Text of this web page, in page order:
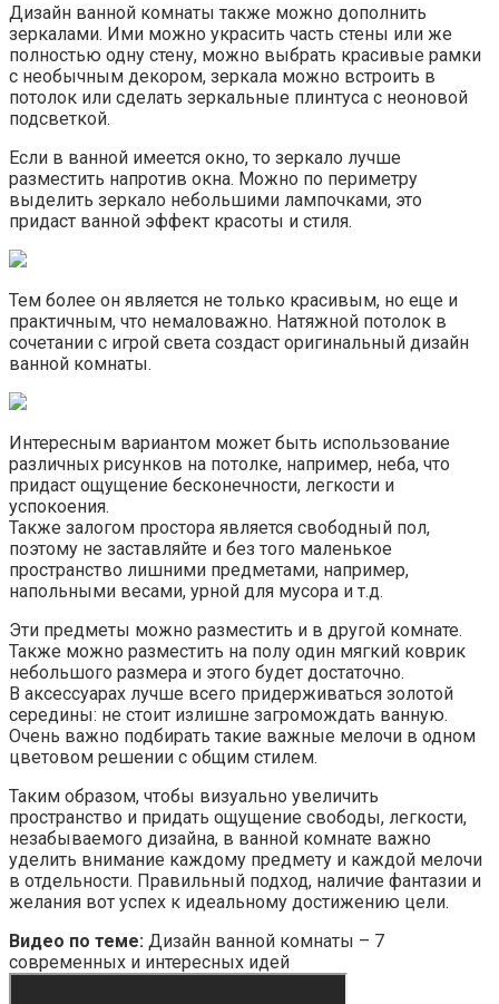
Дизайн ванной комнаты также можно дополнить
зеркалами. Ими можно украсить часть стены или же
полностью одну стену, можно выбрать красивые рамки
с необычным декором, зеркала можно встроить в
потолок или сделать зеркальные плинтуса с неоновой
подсветкой.
Если в ванной имеется окно, то зеркало лучше
разместить напротив окна. Можно по периметру
выделить зеркало небольшими лампочками, это
придаст ванной эффект красоты и стиля.
Тем более он является не только красивым, но еще и
практичным, что немаловажно. Натяжной потолок в
сочетании с игрой света создаст оригинальный дизайн
ванной комнаты.
Интересным вариантом может быть использование
различных рисунков на потолке, например, неба, что
придаст ощущение бесконечности, легкости и
успокоения.
Также залогом простора является свободный пол,
поэтому не заставляйте и без того маленькое
пространство лишними предметами, например,
напольными весами, урной для мусора и т.д.
Эти предметы можно разместить и в другой комнате.
Также можно разместить на полу один мягкий коврик
небольшого размера и этого будет достаточно.
В аксессуарах лучше всего придерживаться золотой
середины: не стоит излишне загромождать ванную.
Очень важно подбирать такие важные мелочи в одном
цветовом решении с общим стилем.
Таким образом, чтобы визуально увеличить
пространство и придать ощущение свободы, легкости,
незабываемого дизайна, в ванной комнате важно
уделить внимание каждому предмету и каждой мелочи
в отдельности. Правильный подход, наличие фантазии и
желания вот успех к идеальному достижению цели.
Видео по теме: Дизайн ванной комнаты – 7
современных и интересных идей